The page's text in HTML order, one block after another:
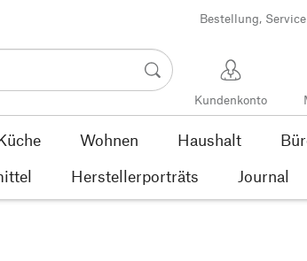
Bestellung,
Kundenkonto
Wohnen Haushalt
Herstellerporträts Journal